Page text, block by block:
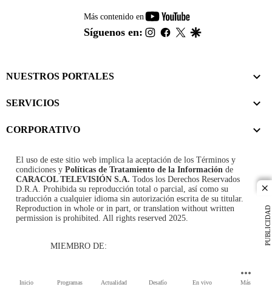
Inicio Programas Actualidad Desafío En vivo Más
PUBLICIDAD
Más contenido en
youtube-
footer
Síguenos en: instagram
facebook
twitter
NUESTROS PORTALES
SERVICIOS
CORPORATIVO
El uso de este sitio web implica la aceptación de los Términos y
condiciones y Políticas de Tratamiento de la Información de
CARACOL TELEVISIÓN S.A. Todos los Derechos Reservados
D.R.A. Prohibida su reproducción total o parcial, así como su
traducción a cualquier idioma sin autorización escrita de su titular.
Reproduction in whole or in part, or translation without written
permission is prohibited. All rights reserved 2025.
MIEMBRO DE: